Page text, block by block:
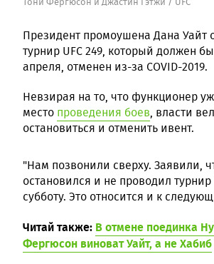
Президент промоушена Дана Уайт
турнир UFC 249, который должен
апреля, отменен из-за COVID-2019.
Невзирая на то, что функционер
место проведения боев, власти
остановиться и отменить ивент.
"Нам позвонили сверху. Заявили,
остановился и не проводил
субботу. Это относится и к
Читай также: В отмене поединка
Фергюсон виноват Уайт, а не Хабиб